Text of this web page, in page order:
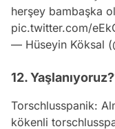
herşey bambaşka
pic.twitter.com/
— Hüseyin Köksal
12.
Torschlusspanik:
kökenli